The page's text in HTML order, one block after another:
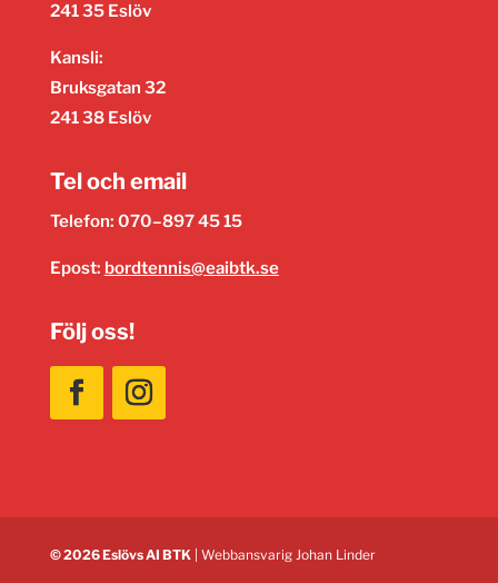
241 35 Eslöv
Kansli:
Bruksgatan 32
241 38 Eslöv
Tel och email
Telefon: 070–897 45 15
Epost: bordtennis@eaibtk.se
Följ oss!
© 2026 Eslövs AI BTK| Webbansvarig Johan Linder